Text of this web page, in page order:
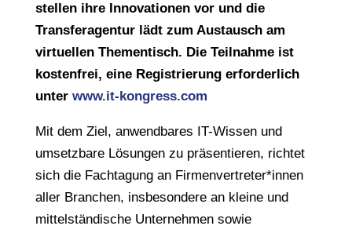
stellen ihre Innovationen vor und die
Transferagentur lädt zum Austausch am
virtuellen Thementisch. Die Teilnahme ist
kostenfrei, eine Registrierung erforderlich
unter www.it-kongress.com
Mit dem Ziel, anwendbares IT-Wissen und
umsetzbare Lösungen zu präsentieren, richtet
sich die Fachtagung an Firmenvertreter*innen
aller Branchen, insbesondere an kleine und
mittelständische Unternehmen sowie